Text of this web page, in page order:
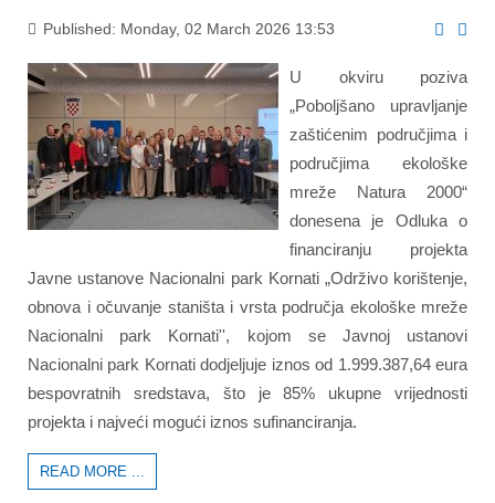
Published: Monday, 02 March 2026 13:53
U okviru poziva
„Poboljšano upravljanje
zaštićenim područjima i
područjima ekološke
mreže Natura 2000“
donesena je Odluka o
financiranju projekta
Javne ustanove Nacionalni park Kornati „Održivo korištenje,
obnova i očuvanje staništa i vrsta područja ekološke mreže
Nacionalni park Kornati'', kojom se Javnoj ustanovi
Nacionalni park Kornati dodjeljuje iznos od 1.999.387,64 eura
bespovratnih sredstava, što je 85% ukupne vrijednosti
projekta i najveći mogući iznos sufinanciranja.
READ MORE ...